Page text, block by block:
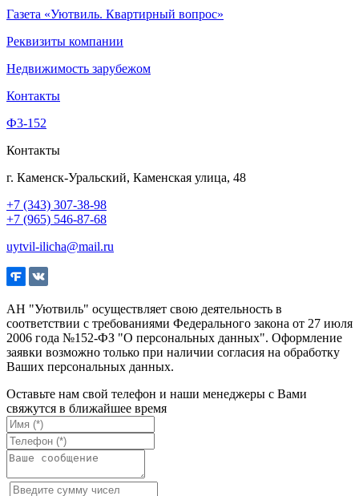
Газета «Уютвиль. Квартирный вопрос»
Реквизиты компании
Недвижимость зарубежом
Контакты
Ф3-152
Контакты
г. Каменск-Уральский, Каменская улица, 48
+7 (343) 307-38-98
+7 (965) 546-87-68
uytvil-ilicha@mail.ru
АН "Уютвиль" осуществляет свою деятельность в
соответствии с требованиями Федерального закона от 27 июля
2006 года №152-ФЗ "О персональных данных". Оформление
заявки возможно только при наличии согласия на обработку
Ваших персональных данных.
Оставьте нам свой телефон и наши менеджеры с Вами
свяжутся в ближайшее время